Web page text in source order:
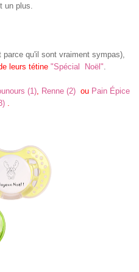
un plus.
qu'il sont vraiment sympas),
leurs tétine "Spécial Noël"
(1), Renne (2) ou Pain Épice